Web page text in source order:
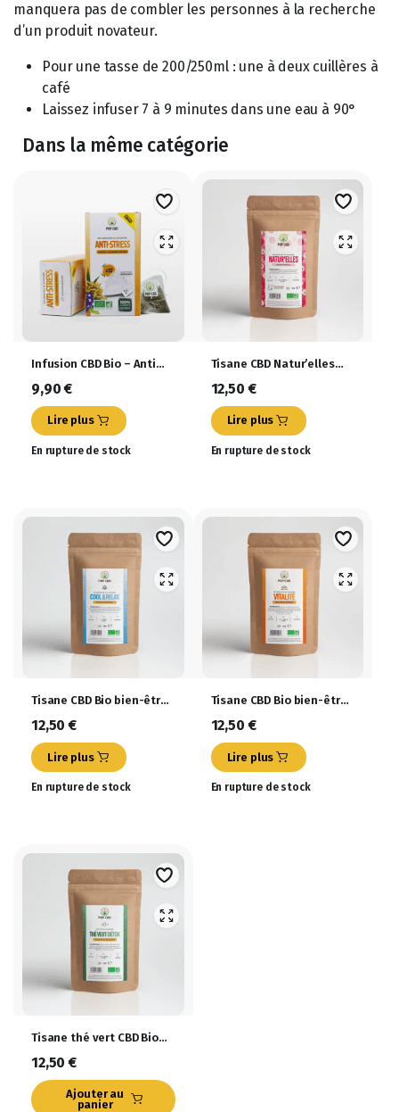
manquera pas de combler les personnes à la recherche
d’un produit novateur.
Pour une tasse de 200/250ml : une à deux cuillères à
café
Laissez infuser 7 à 9 minutes dans une eau à 90°
Dans la même catégorie
Infusion CBD Bio – Anti
9,90€
Lire plus
En rupture de stock
Tisane CBD Natur’elles
12,50€
Lire plus
En rupture de stock
Tisane CBD Bio bien-être
12,50€
Lire plus
En rupture de stock
Tisane CBD Bio bien-être
12,50€
Lire plus
En rupture de stock
Tisane thé vert CBD Bio
12,50€
Ajouter au
panier